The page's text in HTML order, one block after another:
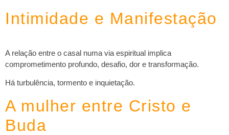
Intimidade e Manifestação
A relação entre o casal numa via espiritual implica
comprometimento profundo, desafio, dor e transformação.
Há turbulência, tormento e inquietação.
A mulher entre Cristo e
Buda